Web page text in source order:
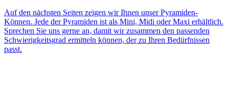
Auf den nächsten Seiten zeigen wir Ihnen unser Pyramiden-
Können. Jede der Pyramiden ist als Mini, Midi oder Maxi erhältlich.
Sprechen Sie uns gerne an, damit wir zusammen den passenden
Schwierigkeitsgrad ermitteln können, der zu Ihren Bedürfnissen
passt.